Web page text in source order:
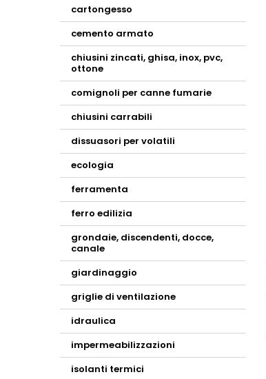
cartongesso
cemento armato
chiusini zincati, ghisa, inox, pvc,
ottone
comignoli per canne fumarie
chiusini carrabili
dissuasori per volatili
ecologia
ferramenta
ferro edilizia
grondaie, discendenti, docce,
canale
giardinaggio
griglie di ventilazione
idraulica
impermeabilizzazioni
isolanti termici